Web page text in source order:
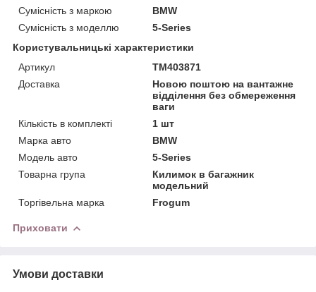
Сумісність з маркою
BMW
Сумісність з моделлю
5-Series
Користувальницькі характеристики
Артикул
TM403871
Доставка
Новою поштою на вантажне
відділення без обмереження
ваги
Кількість в комплекті
1 шт
Марка авто
BMW
Модель авто
5-Series
Товарна група
Килимок в багажник
модельний
Торгівельна марка
Frogum
Приховати
Умови доставки